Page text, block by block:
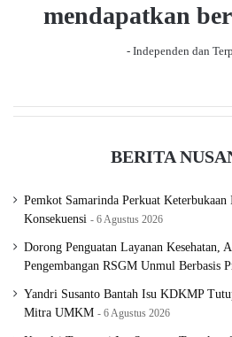
mendapatkan
- Independen dan
BERITA
Pemkot Samarinda Perkuat
Konsekuensi
6 Agustus 2026
Dorong Penguatan Layanan Kesehatan,
Pengembangan RSGM Unmul Berbasis
Yandri Susanto Bantah Isu KDKMP
Mitra UMKM
6 Agustus 2026